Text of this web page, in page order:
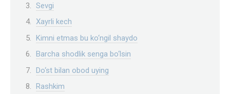
Sevgi
Xayrli kech
Kimni etmas bu ko‘ngil shaydo
Barcha shodlik senga bo‘lsin
Do‘st bilan obod uying
Rashkim